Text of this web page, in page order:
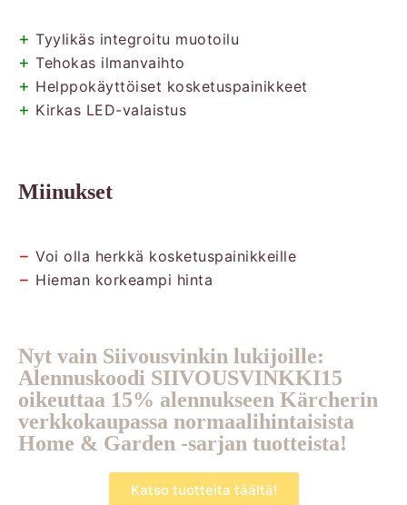
+ Tyylikäs integroitu muotoilu
+ Tehokas ilmanvaihto
+ Helppokäyttöiset kosketuspainikkeet
+ Kirkas LED-valaistus
Miinukset
− Voi olla herkkä kosketuspainikkeille
− Hieman korkeampi hinta
Nyt vain Siivousvinkin lukijoille:
Alennuskoodi SIIVOUSVINKKI15
oikeuttaa 15% alennukseen Kärcherin
verkkokaupassa normaalihintaisista
Home & Garden -sarjan tuotteista!
Katso tuotteita täältä!